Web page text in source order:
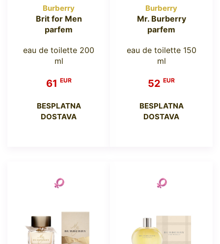
Burberry
Brit for Men
parfem
eau de toilette 200
ml
61 EUR
BESPLATNA
DOSTAVA
Burberry
Mr. Burberry
parfem
eau de toilette 150
ml
52 EUR
BESPLATNA
DOSTAVA